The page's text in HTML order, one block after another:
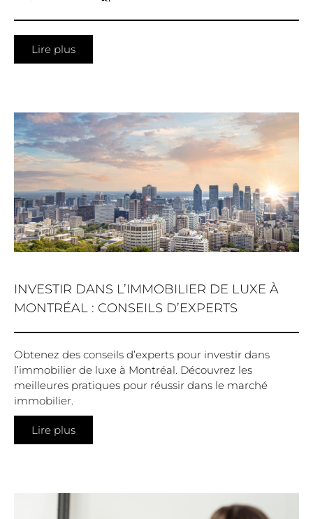
Lire plus
INVESTIR DANS L’IMMOBILIER DE LUXE À
MONTRÉAL : CONSEILS D’EXPERTS
Obtenez des conseils d’experts pour investir dans
l’immobilier de luxe à Montréal. Découvrez les
meilleures pratiques pour réussir dans le marché
immobilier.
Lire plus